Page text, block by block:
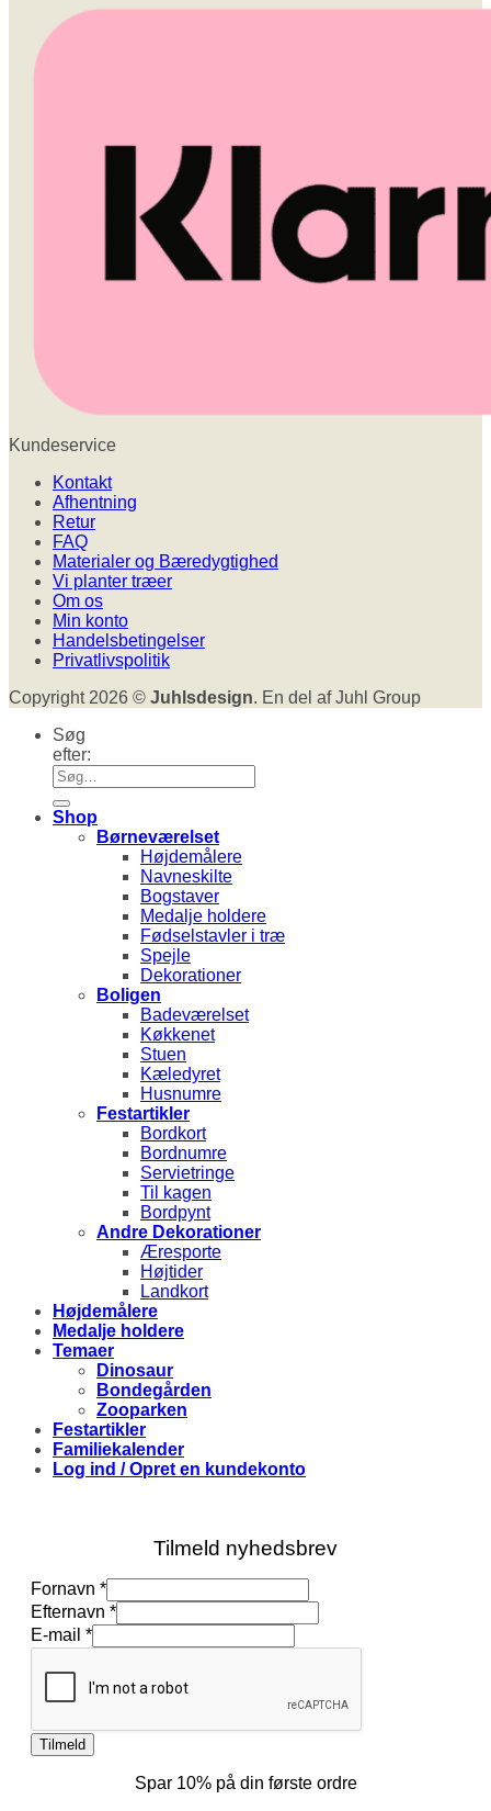
Kundeservice
Kontakt
Afhentning
Retur
FAQ
Materialer og Bæredygtighed
Vi planter træer
Om os
Min konto
Handelsbetingelser
Privatlivspolitik
Copyright 2026 © Juhlsdesign. En del af Juhl Group
Søg
efter:
Shop
Børneværelset
Højdemålere
Navneskilte
Bogstaver
Medalje holdere
Fødselstavler i træ
Spejle
Dekorationer
Boligen
Badeværelset
Køkkenet
Stuen
Kæledyret
Husnumre
Festartikler
Bordkort
Bordnumre
Servietringe
Til kagen
Bordpynt
Andre Dekorationer
Æresporte
Højtider
Landkort
Højdemålere
Medalje holdere
Temaer
Dinosaur
Bondegården
Zooparken
Festartikler
Familiekalender
Log ind / Opret en kundekonto
Tilmeld nyhedsbrev
Fornavn *
Efternavn *
E-
mail
Fornavn
Efternavn
E-mail *
Tilmeld
Spar 10% på din første ordre